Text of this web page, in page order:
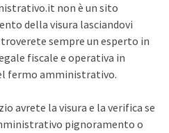
non è un sito
della visura lasciandovi
sempre un esperto in
fiscale e operativa in
fermo amministrativo.
avrete la visura e la verifica se
pignoramento o